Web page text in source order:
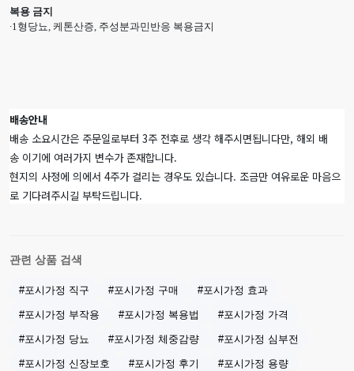
복용 금지
∙1형당뇨, 케톤산증, 주성분과민반응 복용금지
배송안내
배송 소요시간은 주문일로부터 3주 전후로 생각 해주시면됩니다만, 해외 배
송 이기에 여러가지 변수가 존재합니다.
현지의 사정에 의에서 4주가 걸리는 경우도 있습니다. 조금만 여유로운 마음으
로 기다려주시길 부탁드립니다.
관련 상품 검색
#포시가정 직구 #포시가정 구매 #포시가정 효과
#포시가정 부작용 #포시가정 복용법 #포시가정 가격
#포시가정 당뇨 #포시가정 체중감량 #포시가정 심부전
#포시가정 신장보호 #포시가정 후기 #포시가정 용량